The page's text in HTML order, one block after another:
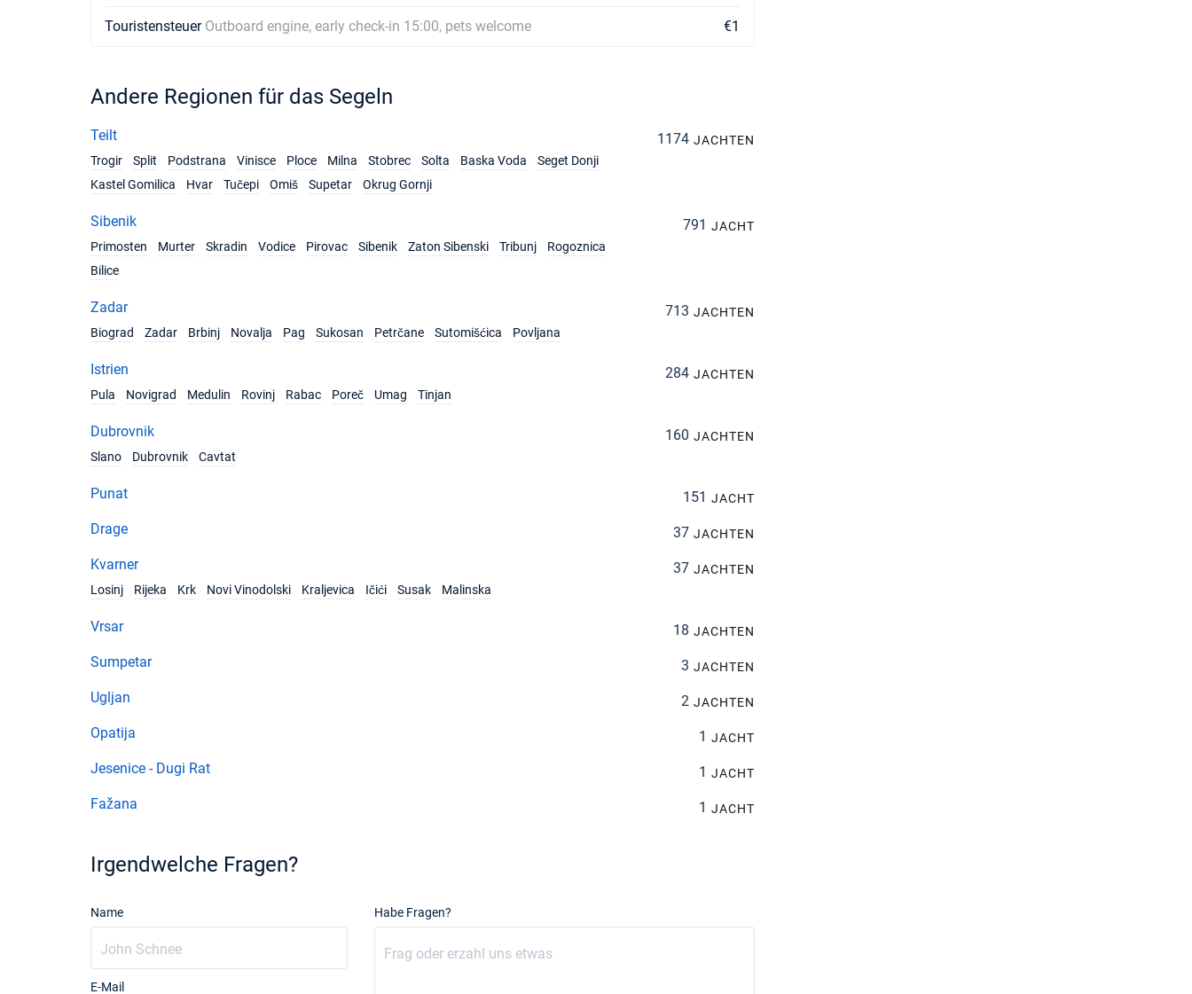
Touristensteuer Outboard engine, early check-in 15:00, pets welcome €1
Andere Regionen für das Segeln
Teilt 1174 JACHTEN
Trogir
Split Podstrana Vinisce Ploce Milna Stobrec Solta Baska Voda
Seget Donji
Kastel Gomilica
Hvar Tučepi Omiš Supetar Okrug Gornji
Sibenik 791 JACHT
Primosten
Murter Skradin Vodice Pirovac Sibenik Zaton Sibenski Tribunj
Rogoznica
Bilice
Zadar 713 JACHTEN
Biograd
Zadar Brbinj Novalja Pag Sukosan Petrčane Sutomišćica Povljana
Istrien 284 JACHTEN
Pula
Novigrad Medulin Rovinj Rabac Poreč Umag Tinjan
Dubrovnik 160 JACHTEN
Slano
Dubrovnik Cavtat
Punat 151 JACHT
Drage 37 JACHTEN
Kvarner 37 JACHTEN
Losinj
Rijeka Krk Novi Vinodolski Kraljevica Ičići Susak Malinska
Vrsar 18 JACHTEN
Sumpetar 3 JACHTEN
Ugljan 2 JACHTEN
Opatija 1 JACHT
Jesenice - Dugi Rat 1 JACHT
Fažana 1 JACHT
Irgendwelche Fragen?
Name
E-Mail
Habe Fragen?